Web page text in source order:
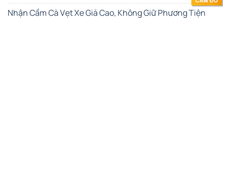
Nhận Cầm Cà Vẹt Xe Giá Cao, Không Giữ Phương Tiện